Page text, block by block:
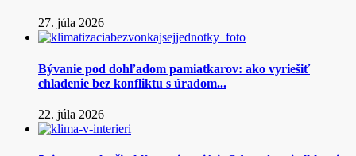
27. júla 2026
Bývanie pod dohľadom pamiatkarov: ako vyriešiť
chladenie bez konfliktu s úradom...
22. júla 2026